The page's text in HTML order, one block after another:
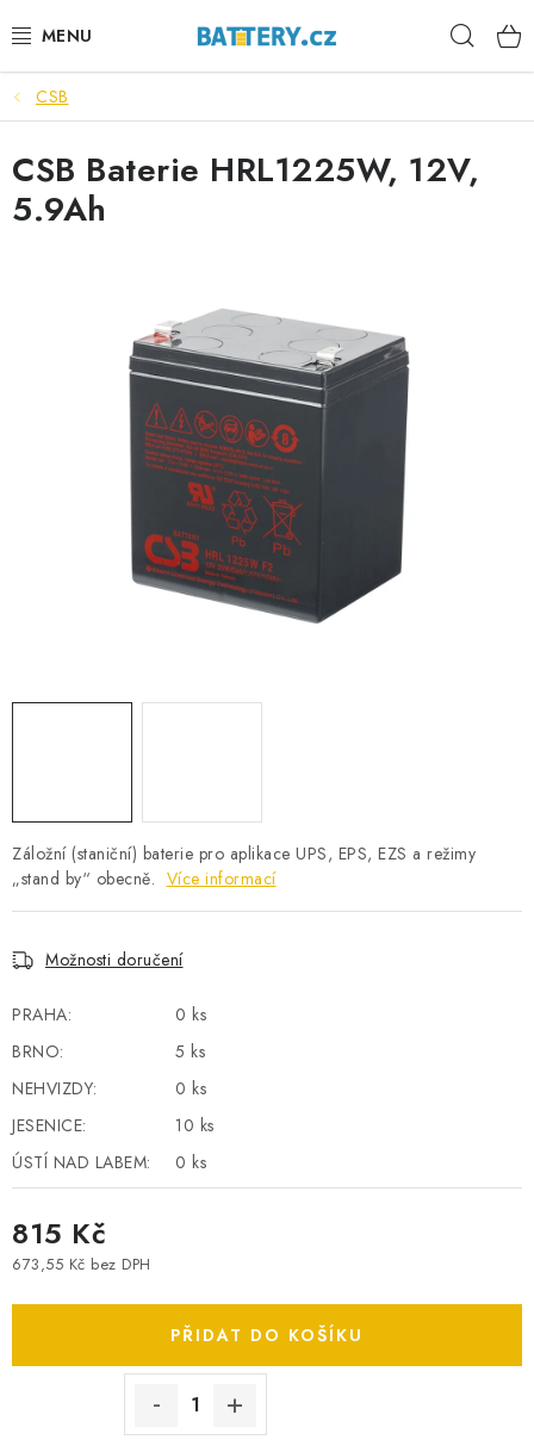
na
VÝHODNÉ SETY
SLUŽBY
AUTOBATERIE
TRAKČNÍ BATERIE
STANIČNÍ BATERIE
BATERIOVÉ BOXY
POWERBANKY
LITHIOVÉ BATERIE
STARTOVACÍ ZDROJE
TESTERY BATERIÍ
BATERIE PRO VYSAVAČE
SPOTŘEBNÍ BATERIE
PŘÍSLUŠENSTVÍ
DOPRAVA ZDARMA
KONFIGURÁTOR AUTOBATERIÍ
O NÁS
OCHRANA OSOBNÍCH ÚDAJŮ
JAK NA TO S BATTERY.CZ
ČASTO KLADENÉ OTÁZKY, FAQ
CSB
Záložní (staniční) baterie pro aplikace UPS, EPS, EZS a režimy
„stand by“ obecně. Více informací
Možnosti doručení
PRAHA:
0 ks
BRNO:
5 ks
NEHVIZDY:
0 ks
JESENICE:
10 ks
ÚSTÍ NAD LABEM:
0 ks
815 Kč
673,55 Kč bez DPH
PŘIDAT DO KOŠÍKU
CSB Baterie HRL1225W, 12V,
5.9Ah